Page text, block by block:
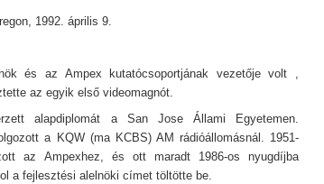
1992. április 9.
és az Ampex kutatócsoportjának vezetője volt ,
az egyik első videomagnót.
alapdiplomát a San Jose Állami Egyetemen.
a KQW (ma KCBS) AM rádióállomásnál. 1951-
az Ampexhez, és ott maradt 1986-os nyugdíjba
a fejlesztési alelnöki címet töltötte be.